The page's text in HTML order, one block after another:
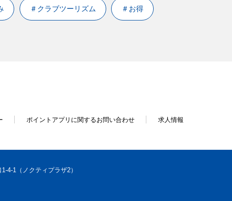
＃クラブツーリズム ＃お得
ポイントアプリに関するお問い合わせ 求人情報
4-1（ノクティプラザ2）